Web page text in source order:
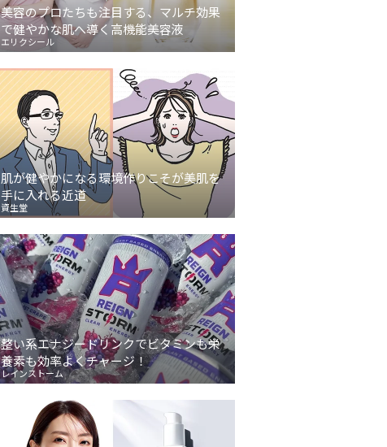
美容のプロたちも注目する、マルチ効果
で健やかな肌へ導く高機能美容液
エリクシール
肌が健やかになる環境作りこそが美肌を
手に入れる近道
資生堂
整い系エナジードリンクでビタミンも栄
養素も効率よくチャージ！
レインストーム